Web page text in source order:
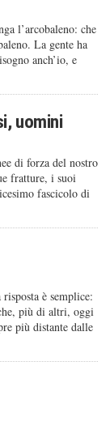
l’arcobaleno: che
La gente ha
anch’io, e
uomini
di forza del nostro
fratture, i suoi
fascicolo di
è semplice:
più di altri, oggi
più distante dalle